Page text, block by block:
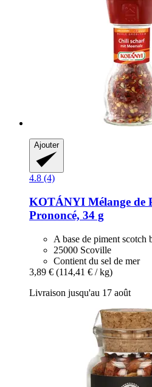
Ajouter
4.8 (4)
KOTÁNYI Mélange de
Prononcé, 34 g
A base de piment scotch
25000 Scoville
Contient du sel de mer
3,89 € (114,41 € / kg)
Livraison jusqu'au 17 août